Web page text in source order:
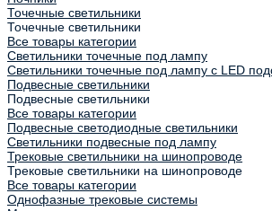
Точечные светильники
Точечные светильники
Все товары категории
Светильники точечные под лампу
Светильники точечные под лампу с LED
Подвесные светильники
Подвесные светильники
Все товары категории
Подвесные светодиодные светильники
Светильники подвесные под лампу
Трековые светильники на шинопроводе
Трековые светильники на шинопроводе
Все товары категории
Однофазные трековые системы